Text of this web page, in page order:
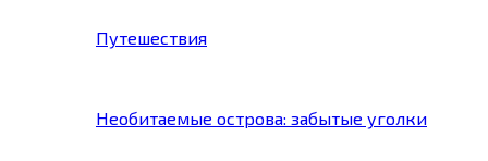
Путешествия
Необитаемые острова: забытые уголки